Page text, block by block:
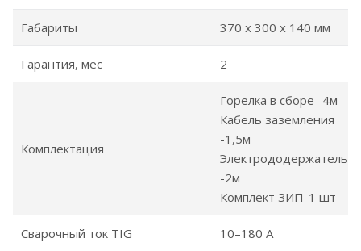
Габариты 370 х 300 х 140 мм
Гарантия, мес 2
Комплектация
Горелка в сборе -4м
Кабель заземления
-1,5м
Электрододержатель
-2м
Комплект ЗИП-1 шт
Сварочный ток TIG 10–180 А